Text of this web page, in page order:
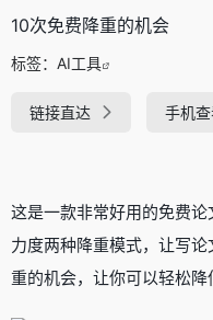
10次免费降重的机会
标签： AI工具
链接直达 手机
这是一款非常好用的免费
力度两种降重模式，让写
重的机会，让你可以轻松降